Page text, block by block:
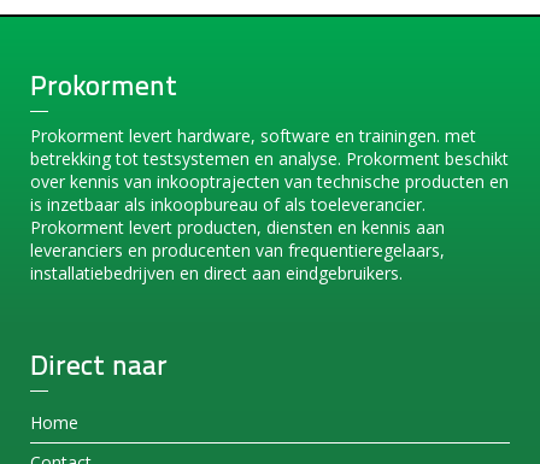
Prokorment
Prokorment levert hardware, software en trainingen. met
betrekking tot testsystemen en analyse. Prokorment beschikt
over kennis van inkooptrajecten van technische producten en
is inzetbaar als inkoopbureau of als toeleverancier.
Prokorment levert producten, diensten en kennis aan
leveranciers en producenten van frequentieregelaars,
installatiebedrijven en direct aan eindgebruikers.
Direct naar
Home